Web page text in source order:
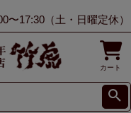
〜17:30（土・日曜定休）
カート